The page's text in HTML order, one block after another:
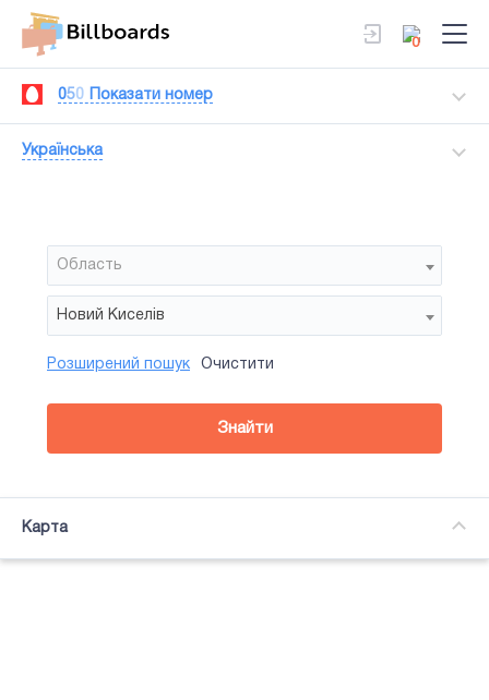
0
050 Показати номер
Українська
Область
Новий Киселів
Район
Сторона
Усi
Підсвітка
Розширений пошук Очистити
Знайти
Карта